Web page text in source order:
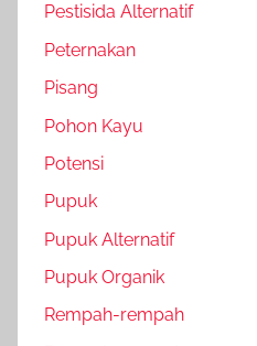
Pestisida Alternatif
Peternakan
Pisang
Pohon Kayu
Potensi
Pupuk
Pupuk Alternatif
Pupuk Organik
Rempah-rempah